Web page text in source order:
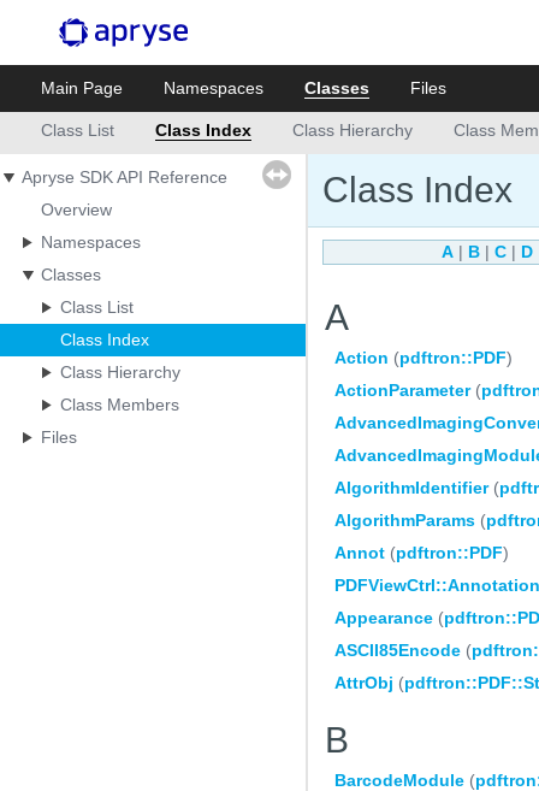
Main Page Namespaces Classes Files
Class List Class Index Class Hierarchy Class
Apryse SDK API Reference
Overview
Namespaces
Classes
Class List
Class Index
Class Hierarchy
Class Members
Files
Class Index
A | B | C | D
A
Action (pdftron::PDF)
ActionParameter(
AlgorithmIdentifier(
AlgorithmParams (
Annot (pdftron::PDF)
Appearance (
ASCII85Encode (
AttrObj (
B
BarcodeModule (